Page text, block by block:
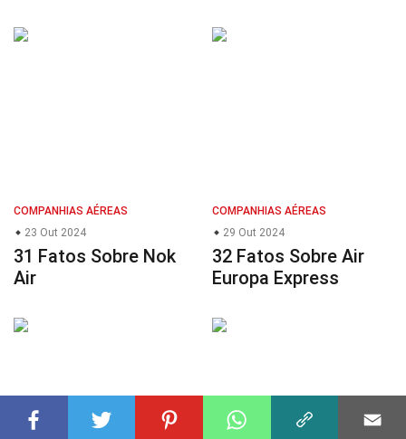
COMPANHIAS AÉREAS
23 Out 2024
31 Fatos Sobre Nok
Air
COMPANHIAS AÉREAS
29 Out 2024
32 Fatos Sobre Air
Europa Express